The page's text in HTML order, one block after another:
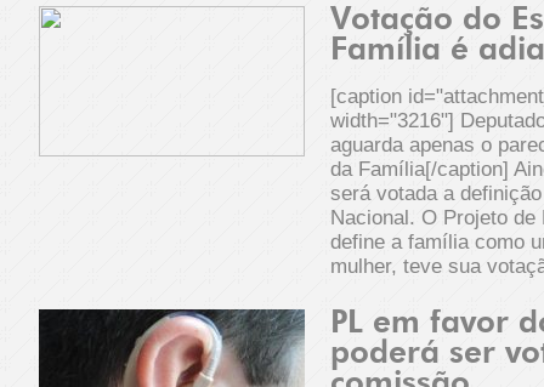
Votação do
Família é
[caption
width="3216"]
aguarda apenas o
da Família[/caption]
será votada a
Nacional. O Projeto de
define a família como
mulher, teve sua
PL em favor
poderá ser